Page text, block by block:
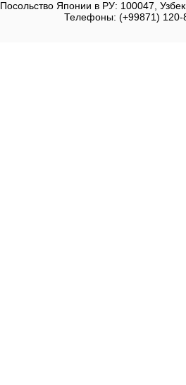
Посольство Японии в РУ: 100047,
Телефоны: (+99871) 120-